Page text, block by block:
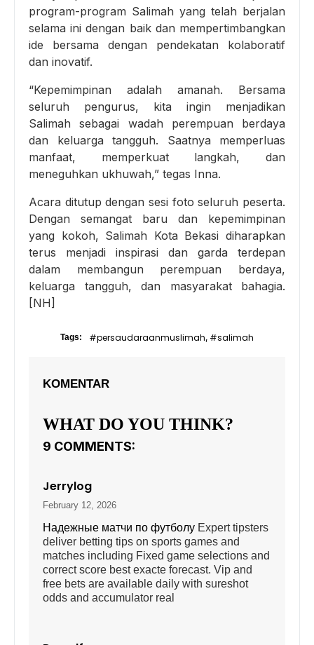
program-program Salimah yang telah berjalan
selama ini dengan baik dan mempertimbangkan
ide bersama dengan pendekatan kolaboratif
dan inovatif.
“Kepemimpinan adalah amanah. Bersama
seluruh pengurus, kita ingin menjadikan
Salimah sebagai wadah perempuan berdaya
dan keluarga tangguh. Saatnya memperluas
manfaat, memperkuat langkah, dan
meneguhkan ukhuwah,” tegas Inna.
Acara ditutup dengan sesi foto seluruh peserta.
Dengan semangat baru dan kepemimpinan
yang kokoh, Salimah Kota Bekasi diharapkan
terus menjadi inspirasi dan garda terdepan
dalam membangun perempuan berdaya,
keluarga tangguh, dan masyarakat bahagia.
[NH]
Tags: #persaudaraanmuslimah, #salimah
KOMENTAR
WHAT DO YOU THINK?
9 COMMENTS:
Jerrylog
February 12, 2026
Надежные матчи по футболу Expert tipsters
deliver betting tips on sports games and
matches including Fixed game selections and
correct score best exacte forecast. Vip and
free bets are available daily with sureshot
odds and accumulator real